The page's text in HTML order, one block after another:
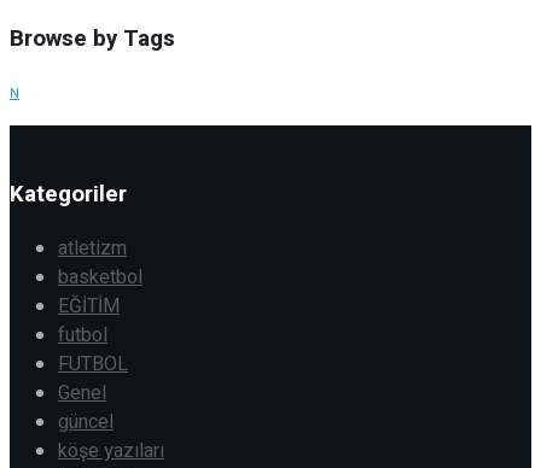
Browse by Tags
N
Kategoriler
atletizm
basketbol
EĞİTİM
futbol
FUTBOL
Genel
güncel
köşe yazıları